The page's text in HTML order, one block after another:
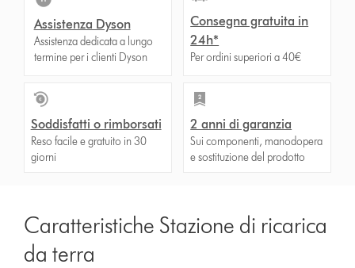
Assistenza Dyson
Assistenza dedicata a lungo
termine per i clienti Dyson
Consegna gratuita in
24h*
Per ordini superiori a 40€
Soddisfatti o rimborsati
Reso facile e gratuito in 30
giorni
2 anni di garanzia
Sui componenti, manodopera
e sostituzione del prodotto
Caratteristiche Stazione di ricarica
da terra